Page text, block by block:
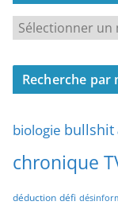
e
e
a
y
c
r
h
p
Recherche par
biologie bullshit
chronique
déduction défi